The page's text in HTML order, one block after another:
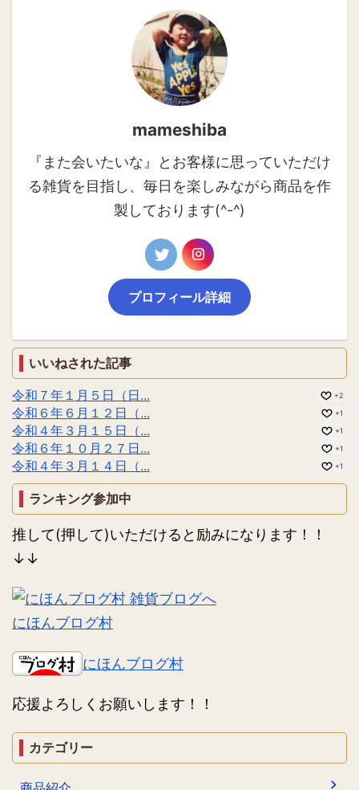
mameshiba
『また会いたいな』とお客様に思っていただけ
る雑貨を目指し、毎日を楽しみながら商品を作
製しております(^-^)
プロフィール詳細
いいねされた記事
令和７年１月５日（日...
+2
令和６年６月１２日（... +1
令和４年３月１５日（... +1
令和６年１０月２７日... +1
令和４年３月１４日（... +1
ランキング参加中
推して(押して)いただけると励みになります！！
↓↓
にほんブログ村
にほんブログ村
応援よろしくお願いします！！
カテゴリー